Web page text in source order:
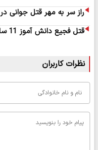
راز سر به مهر قتل جوانی
قتل فجیع دانش آموز 11 ساله با انگیزه تعرض شیطانی
نظرات کاربران